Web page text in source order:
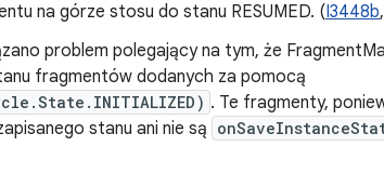
na górze stosu do stanu RESUMED. (I3448b,
problem polegający na tym, że
fragmentów dodanych za pomocą
. Te fragmenty,
stanu ani nie są